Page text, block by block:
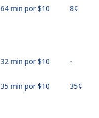
64 min por ⁦$10⁩ ⁦8¢⁩
32 min por ⁦$10⁩ -
35 min por ⁦$10⁩ ⁦35¢⁩